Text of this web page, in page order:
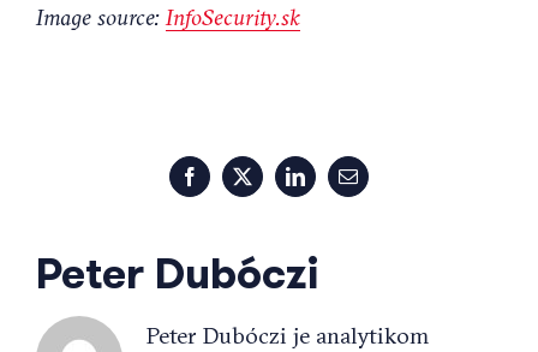
Image source: InfoSecurity.sk
Facebook
X LinkedInEmail
Peter Dubóczi
Peter Dubóczi je analytikom